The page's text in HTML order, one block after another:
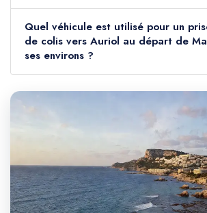
Quel véhicule est utilisé pour un
de colis vers Auriol au départ de
ses environs ?